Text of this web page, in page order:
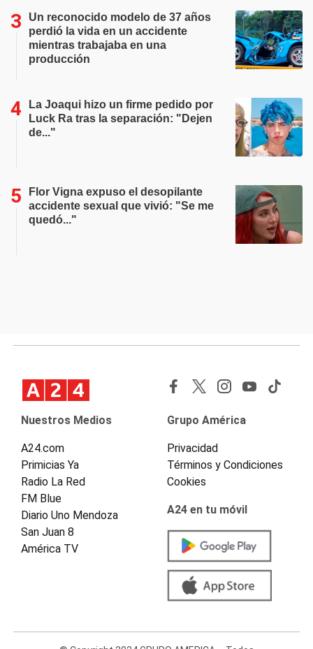
Un reconocido modelo de 37 años
perdió la vida en un accidente
mientras trabajaba en una
producción
La Joaqui hizo un firme pedido por
Luck Ra tras la separación: "Dejen
de..."
Flor Vigna expuso el desopilante
accidente sexual que vivió: "Se me
quedó..."
Nuestros Medios
A24.com
Primicias Ya
Radio La Red
FM Blue
Diario Uno Mendoza
San Juan 8
América TV
Grupo América
Privacidad
Términos y Condiciones
Cookies
A24 en tu móvil